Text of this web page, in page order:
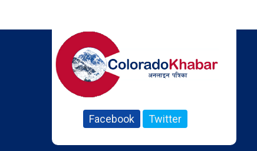
Facebook Twitter